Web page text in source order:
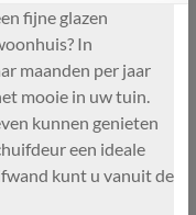
fijne glazen
In
maanden per jaar
mooie in uw tuin.
kunnen genieten
een ideale
kunt u vanuit de